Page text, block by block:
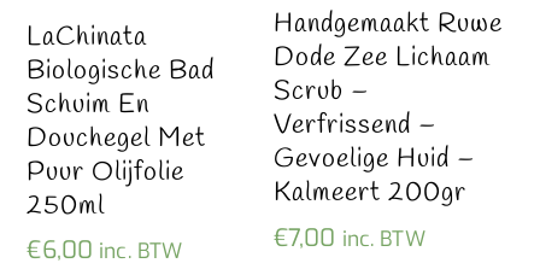
LaChinata
Biologische Bad
Schuim En
Douchegel Met
Puur Olijfolie
250ml
€6,00 inc. BTW
Handgemaakt Ruwe
Dode Zee Lichaam
Scrub –
Verfrissend –
Gevoelige Huid –
Kalmeert 200gr
€7,00 inc. BTW